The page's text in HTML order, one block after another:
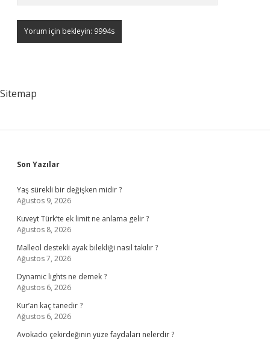
Sitemap
Sidebar
Son Yazılar
Yaş sürekli bir değişken midir ?
Ağustos 9, 2026
Kuveyt Türk’te ek limit ne anlama gelir ?
Ağustos 8, 2026
Malleol destekli ayak bilekliği nasıl takılır ?
Ağustos 7, 2026
Dynamic lights ne demek ?
Ağustos 6, 2026
Kur’an kaç tanedir ?
Ağustos 6, 2026
Avokado çekirdeğinin yüze faydaları nelerdir ?